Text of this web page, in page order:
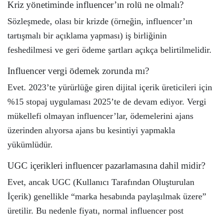
Kriz yönetiminde influencer’ın rolü ne olmalı?
Sözleşmede, olası bir krizde (örneğin, influencer’ın
tartışmalı bir açıklama yapması) iş birliğinin
feshedilmesi ve geri ödeme şartları açıkça belirtilmelidir.
Influencer vergi ödemek zorunda mı?
Evet. 2023’te yürürlüğe giren dijital içerik üreticileri için
%15 stopaj uygulaması 2025’te de devam ediyor. Vergi
mükellefi olmayan influencer’lar, ödemelerini ajans
üzerinden alıyorsa ajans bu kesintiyi yapmakla
yükümlüdür.
UGC içerikleri influencer pazarlamasına dahil midir?
Evet, ancak UGC (Kullanıcı Tarafından Oluşturulan
İçerik) genellikle “marka hesabında paylaşılmak üzere”
üretilir. Bu nedenle fiyatı, normal influencer post